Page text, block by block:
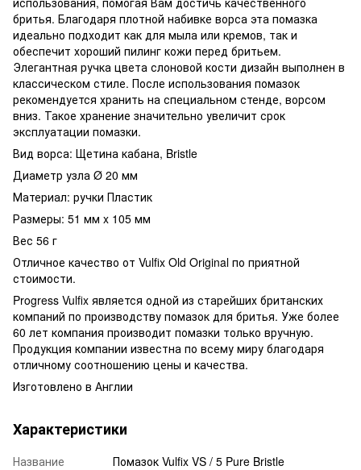
бритья. Благодаря плотной набивке ворса эта помазка
идеально подходит как для мыла или кремов, так и
обеспечит хороший пилинг кожи перед бритьем.
Элегантная ручка цвета слоновой кости дизайн выполнен в
классическом стиле. После использования помазок
рекомендуется хранить на специальном стенде, ворсом
вниз. Такое хранение значительно увеличит срок
эксплуатации помазки.
Вид ворса: Щетина кабана, Bristle
Диаметр узла Ø 20 мм
Материал: ручки Пластик
Размеры: 51 мм x 105 мм
Вес 56 г
Отличное качество от Vulfix Old Original по приятной
стоимости.
Progress Vulfix является одной из старейших британских
компаний по производству помазок для бритья. Уже более
60 лет компания производит помазки только вручную.
Продукция компании известна по всему миру благодаря
отличному соотношению цены и качества.
Изготовлено в Англии
Характеристики
Название
Помазок Vulfix VS / 5 Pure Bristle